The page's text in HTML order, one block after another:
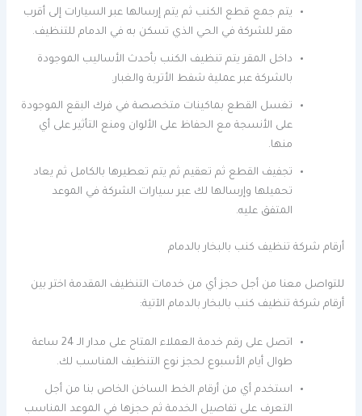
يتم جمع قطع الكنب ثم يتم إرسالها عبر السيارات إلى أقرب
مقر للشركة في الحي الذي تسكن به في الدمام للتنظيف.
داخل المقر يتم تنظيف الكنب بأحدث الأساليب الموجودة
بالشركة عبر عملية شفط الأتربة والغبار.
تغسل القطع بماكينات متخصصة في فرك البقع الموجودة
على الأنسجة مع الحفاظ على الألوان ومنع التأثير على أي
منها.
تجفيف القطع ثم تعقيم ثم يتم تعطيرها بالكامل ثم يعاد
تحميلها وإرسالها لك عبر سيارات الشركة في الموعد
المتفق عليه.
أرقام شركة تنظيف كنب بالبخار بالدمام
للتواصل معنا من أجل حجز أي من خدمات التنظيف المقدمة اختر بين
أرقام شركة تنظيف كنب بالبخار بالدمام الآتية:
اتصل على رقم خدمة العملاء المتاح على مدار الـ 24 ساعة
طوال أيام الأسبوع لحجز نوع التنظيف المناسب لك.
استخدم أي من أرقام الخط الساخن الخاص بنا من أجل
التعرف على تفاصيل الخدمة ثم حجزها في الموعد المناسب